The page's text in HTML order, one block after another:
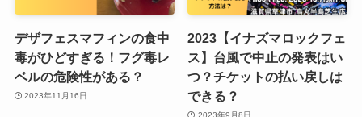
デザフェスマフィンの食中
毒がひどすぎる！フグ毒レ
ベルの危険性がある？
2023年11月16日
2023【イナズマロックフェ
ス】台風で中止の発表はい
つ？チケットの払い戻しは
できる？
2023年9月8日